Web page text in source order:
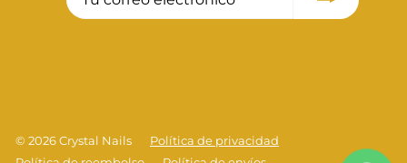
© 2026 Crystal Nails
Política de privacidad